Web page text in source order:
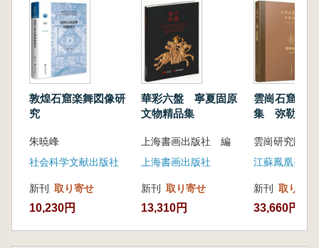
したものです。文献研究を基盤としつつ、経録
に内包された文化的意義と価値を多角的に読み
解いています。
内容は上下二編に分かれています。上編で
は、経録の体制や分類、訳経の記録、さらには
外典目録による仏教経籍の記載といった四つの
側面から、経録が反映する知的関心、知識の境
との関係性を論じています。
下編「経録考稿」では、文献学的研究と歴史
て解題と分析を行っています。
敦煌石窟楽舞図像研
究
朱暁峰
社会科学文献出版社
新刊 取り寄せ
10,230円
華彩六盤 寧夏固原
文物精品集
上海書画出版社 編
上海書画出版社
新刊 取り寄せ
13,310円
雲崗石窟芸
集 弥勒造像
雲崗研究院
江蘇鳳凰美術
新刊 取り寄せ
33,660円